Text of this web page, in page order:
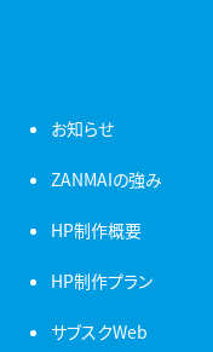
お知らせ
ZANMAIの強み
HP制作概要
HP制作プラン
サブスクWeb